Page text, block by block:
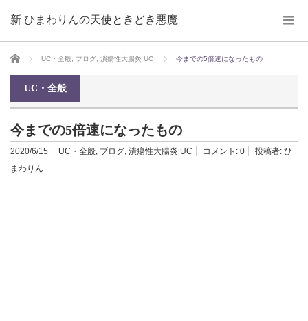
新 ひまわりんの天使ときどき悪魔
ホーム UC・全般 ブログ 潰瘍性大腸炎 UC 今までの5倍速になったもの
UC・全般
今までの5倍速になったもの
2020/6/15 UC・全般, ブログ, 潰瘍性大腸炎 UC コメント: 0 投稿者: ひ
まわりん